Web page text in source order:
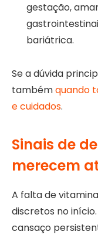
gestação,
bariátrica.
Se a dúvida
tambémquando
e cuidados.
Sinais de
merecem
A falta de
discretos no
cansaço